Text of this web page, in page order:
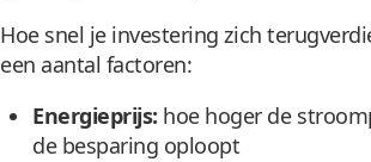
Hoe snel je investering zich
een aantal factoren:
Energieprijs: hoe hoger de
de besparing oploopt